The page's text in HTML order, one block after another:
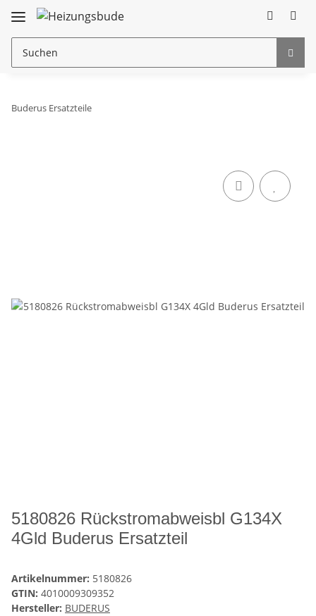
Buderus Ersatzteile
5180826 Rückstromabweisbl G134X
4Gld Buderus Ersatzteil
Artikelnummer: 5180826
GTIN: 4010009309352
Hersteller: BUDERUS